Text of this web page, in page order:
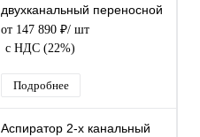
двухканальный переносной
от 147 890 ₽/ шт
с НДС (22%)
Подробнее
Аспиратор 2-х канальный